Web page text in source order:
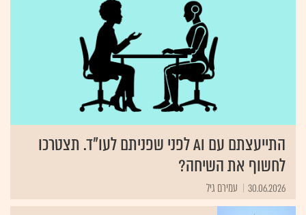
התייעצתם עם AI לפני שפניתם לעו"ד. תצטרכו
לחשוף את השיחה?
30.06.2026 עמירם גיל